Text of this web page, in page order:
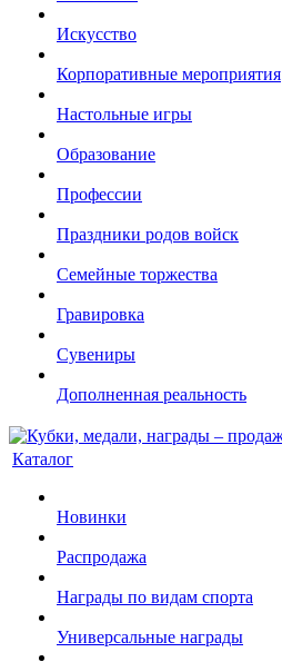
Искусство
Корпоративные мероприятия
Настольные игры
Образование
Профессии
Праздники родов войск
Семейные торжества
Гравировка
Сувениры
Дополненная реальность
Каталог
Новинки
Распродажа
Награды по видам спорта
Универсальные награды